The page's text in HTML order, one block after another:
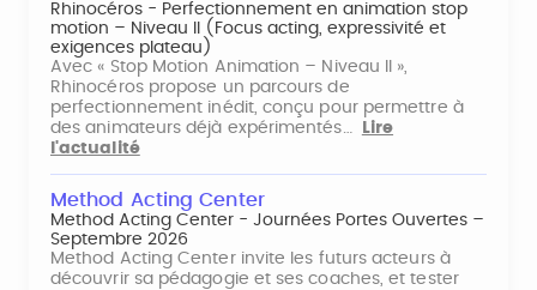
Rhinocéros - Perfectionnement en animation stop
motion – Niveau II (Focus acting, expressivité et
exigences plateau)
Avec « Stop Motion Animation – Niveau II »,
Rhinocéros propose un parcours de
perfectionnement inédit, conçu pour permettre à
des animateurs déjà expérimentés…
Lire
l'actualité
Method Acting Center
Method Acting Center - Journées Portes Ouvertes –
Septembre 2026
Method Acting Center invite les futurs acteurs à
découvrir sa pédagogie et ses coaches, et tester